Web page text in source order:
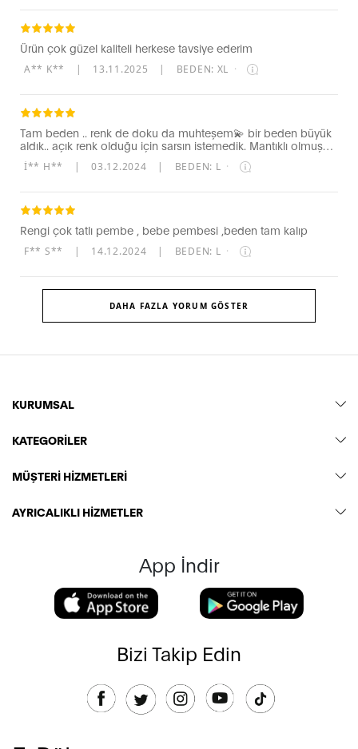
Ürün çok güzel kaliteli herkese tavsiye ederim
A** K** | 13.11.2025 | BEDEN: XL ·
Tam beden .. renk de doku da muhteşem💫 bir beden büyük
aldık.. açık renk olduğu için sarsın istemedik. Mantıklı olmuş…
İ** H** | 03.12.2024 | BEDEN: L ·
Rengi çok tatlı pembe , bebe pembesi ,beden tam kalıp
F** S** | 14.12.2024 | BEDEN: L ·
DAHA FAZLA YORUM GÖSTER
KURUMSAL
KATEGORİLER
MÜŞTERİ HİZMETLERİ
AYRICALIKLI HİZMETLER
App İndir
Bizi Takip Edin